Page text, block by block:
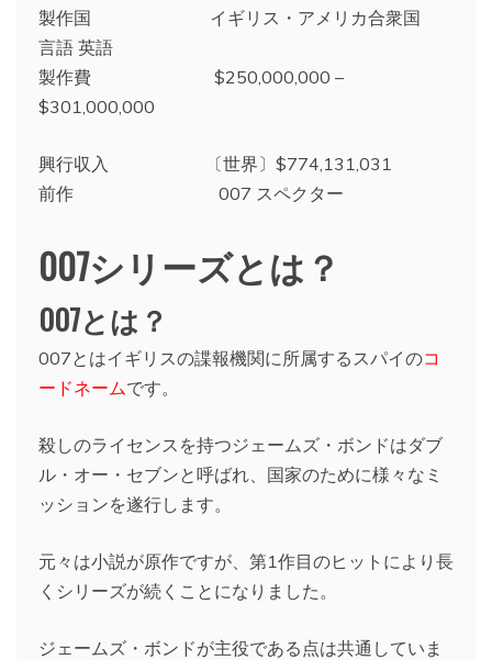
製作国 イギリス・アメリカ合衆国
言語 英語
製作費 $250,000,000 –
$301,000,000
興行収入 〔世界〕$774,131,031
前作 007 スペクター
007シリーズとは？
007とは？
007とはイギリスの諜報機関に所属するスパイのコ
ードネームです。
殺しのライセンスを持つジェームズ・ボンドはダブ
ル・オー・セブンと呼ばれ、国家のために様々なミ
ッションを遂行します。
元々は小説が原作ですが、第1作目のヒットにより長
くシリーズが続くことになりました。
ジェームズ・ボンドが主役である点は共通していま